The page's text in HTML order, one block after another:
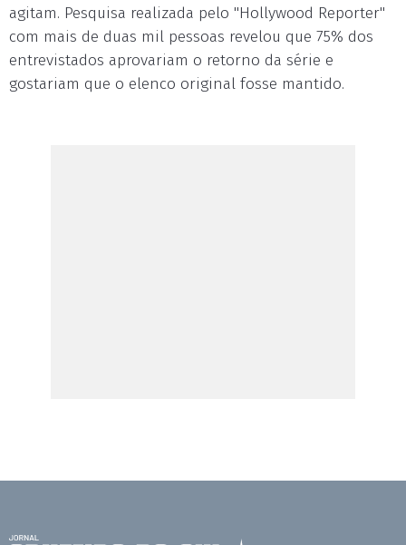
agitam. Pesquisa realizada pelo "Hollywood Reporter"
com mais de duas mil pessoas revelou que 75% dos
entrevistados aprovariam o retorno da série e
gostariam que o elenco original fosse mantido.